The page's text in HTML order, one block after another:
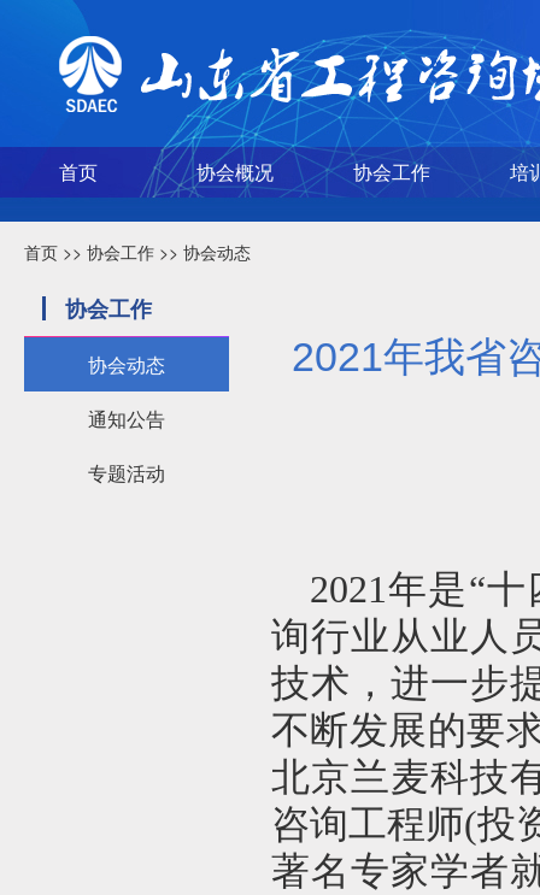
首页 协会概况 协会工作 培
首页 >> 协会工作 >> 协会动态
协会工作
协会动态
通知公告
专题活动
2021年我省
2021年是“
询行业从业人
技术，进一步
不断发展的要
北京兰麦科技
咨询工程师(投
著名专家学者